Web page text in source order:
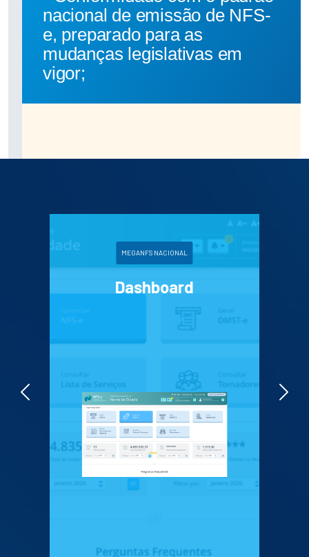
nacional de emissão de NFS-
e, preparado para as
mudanças legislativas em
vigor;
MEGANFS NACIONAL
Dashboard